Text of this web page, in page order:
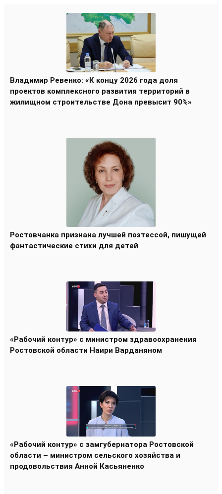
Владимир Ревенко: «К концу 2026 года доля
проектов комплексного развития территорий в
жилищном строительстве Дона превысит 90%»
Ростовчанка признана лучшей поэтессой, пишущей
фантастические стихи для детей
«Рабочий контур» с министром здравоохранения
Ростовской области Наири Варданяном
«Рабочий контур» с замгубернатора Ростовской
области – министром сельского хозяйства и
продовольствия Анной Касьяненко